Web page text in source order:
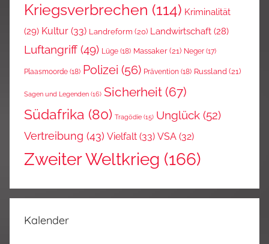
Kriegsverbrechen (114) Kriminalität
(29) Kultur (33) Landreform (20) Landwirtschaft (28)
Luftangriff (49) Lüge (18) Massaker (21) Neger (17)
Plaasmoorde (18) Polizei (56) Prävention (18) Russland (21)
Sagen und Legenden (16) Sicherheit (67)
Südafrika (80) Tragödie (15) Unglück (52)
Vertreibung (43) Vielfalt (33) VSA (32)
Zweiter Weltkrieg (166)
Kalender